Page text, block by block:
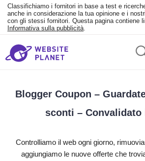
Classifichiamo i fornitori in base a test e
anche in considerazione la tua opinione e i
con gli stessi fornitori. Questa pagina contiene
Informativa sulla pubblicità.
Blogger Coupon –
sconti – Convalidato
Controlliamo il web ogni giorno,
aggiungiamo le nuove offerte che